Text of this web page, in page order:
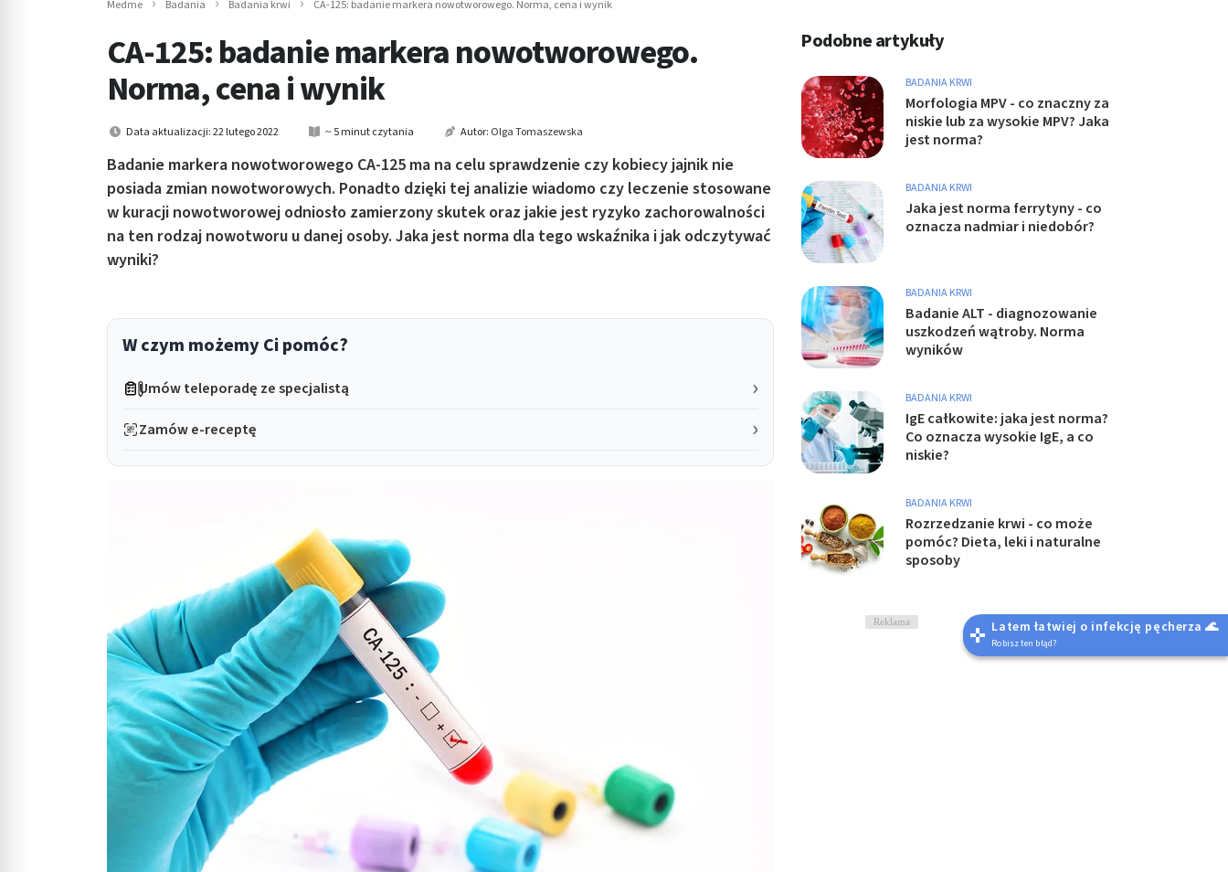
Medme Badania Badania krwi CA-125: badanie markera nowotworowego. Norma, cena i wynik
CA-125: badanie markera nowotworowego.
Norma, cena i wynik
Data aktualizacji: 22 lutego 2022 ~ 5 minut czytania Autor: Olga Tomaszewska
Badanie markera nowotworowego CA-125 ma na celu sprawdzenie czy kobiecy jajnik nie
posiada zmian nowotworowych. Ponadto dzięki tej analizie wiadomo czy leczenie stosowane
w kuracji nowotworowej odniosło zamierzony skutek oraz jakie jest ryzyko zachorowalności
na ten rodzaj nowotworu u danej osoby. Jaka jest norma dla tego wskaźnika i jak odczytywać
wyniki?
W czym możemy Ci pomóc?
Umów teleporadę ze specjalistą
Zamów e-receptę
Podobne artykuły
BADANIA KRWI
Morfologia MPV - co znaczny za
niskie lub za wysokie MPV? Jaka
jest norma?
BADANIA KRWI
Jaka jest norma ferrytyny - co
oznacza nadmiar i niedobór?
BADANIA KRWI
Badanie ALT - diagnozowanie
uszkodzeń wątroby. Norma
wyników
BADANIA KRWI
IgE całkowite: jaka jest norma?
Co oznacza wysokie IgE, a co
niskie?
BADANIA KRWI
Rozrzedzanie krwi - co może
pomóc? Dieta, leki i naturalne
sposoby
Reklama Latem łatwiej o infekcję pęcherza 🌊
Robisz ten błąd?